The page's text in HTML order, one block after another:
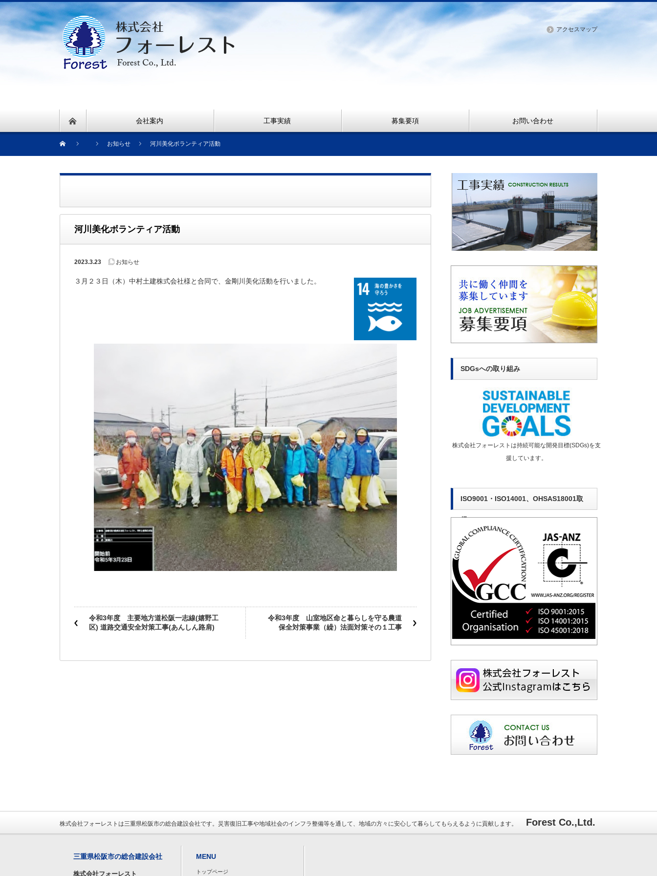
アクセスマップ
会社案内 工事実績 募集要項 お問い合わせ
お知らせ 河川美化ボランティア活動
河川美化ボランティア活動
2023.3.23 お知らせ
３月２３日（木）中村土建株式会社様と合同で、金剛川美化活動を行いました。
令和3年度 主要地方道松阪一志線(嬉野工
区) 道路交通安全対策工事(あんしん路肩)
令和3年度 山室地区命と暮らしを守る農道
保全対策事業（繰）法面対策その１工事
SDGsへの取り組み
株式会社フォーレストは持続可能な開発目標(SDGs)を支
援しています。
ISO9001・ISO14001、OHSAS18001取
得
株式会社フォーレストは三重県松阪市の総合建設会社です。災害復旧工事や地域社会のインフラ整備等を通して、地域の方々に安心して暮らしてもらえるように貢献します。 Forest Co.,Ltd.
三重県松阪市の総合建設会社
株式会社フォーレスト
MENU
トップページ